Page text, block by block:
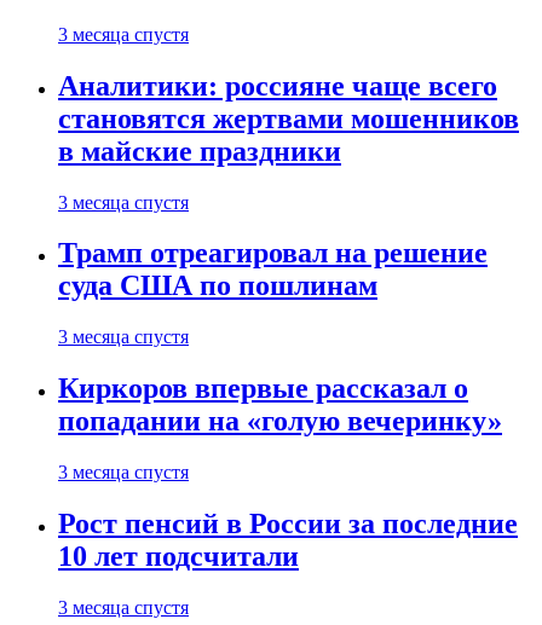
3 месяца спустя
Аналитики: россияне чаще всего
становятся жертвами мошенников
в майские праздники
3 месяца спустя
Трамп отреагировал на решение
суда США по пошлинам
3 месяца спустя
Киркоров впервые рассказал о
попадании на «голую вечеринку»
3 месяца спустя
Рост пенсий в России за последние
10 лет подсчитали
3 месяца спустя